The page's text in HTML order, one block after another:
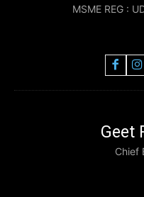
MSME REG :
Geet
Chief